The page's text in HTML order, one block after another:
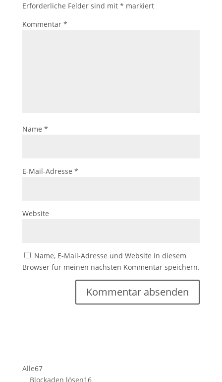
Erforderliche Felder sind mit * markiert
Kommentar *
Name *
E-Mail-Adresse *
Website
Name, E-Mail-Adresse und Website in diesem
Browser für meinen nächsten Kommentar speichern.
Alle6767
Produkte
Blockaden lösen1616